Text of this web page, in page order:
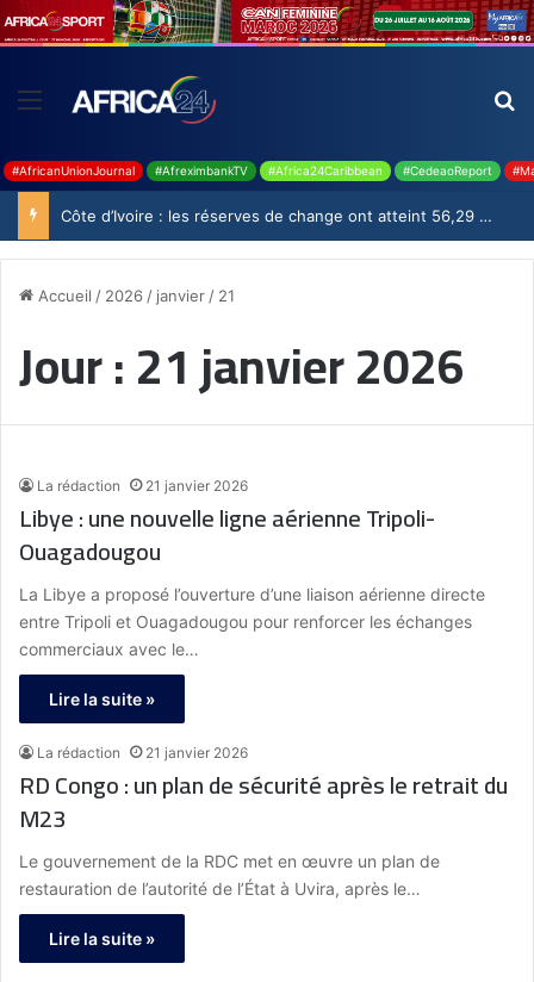
#AfricanUnionJournal #AfreximbankTV #Africa24Caribbean #CedeaoReport
Côte d’Ivoire : les réserves de change ont atteint 56,29 milliards USD en juillet
Accueil / 2026 / janvier / 21
Jour :21 janvier 2026
La rédaction 21 janvier 2026
Libye : une nouvelle ligne aérienne Tripoli-
Ouagadougou
La Libye a proposé l’ouverture d’une liaison aérienne directe
entre Tripoli et Ouagadougou pour renforcer les échanges
commerciaux avec le…
Lire la suite »
La rédaction 21 janvier 2026
RD Congo : un plan de sécurité après le retrait du
M23
Le gouvernement de la RDC met en œuvre un plan de
restauration de l’autorité de l’État à Uvira, après le…
Lire la suite »